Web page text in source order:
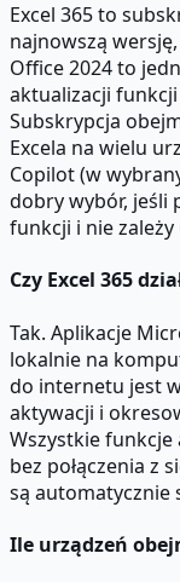
Excel 365 to
najnowszą
Office 2024 to
aktualizacji
Subskrypcja
Excela na wielu
Copilot (w
dobry wybór, jeśli
funkcji i nie zależy
Czy Excel 365
Tak. Aplikacje
lokalnie na
do internetu jest
aktywacji i
Wszystkie funkcje
bez połączenia z
są automatycznie
Ile urządzeń